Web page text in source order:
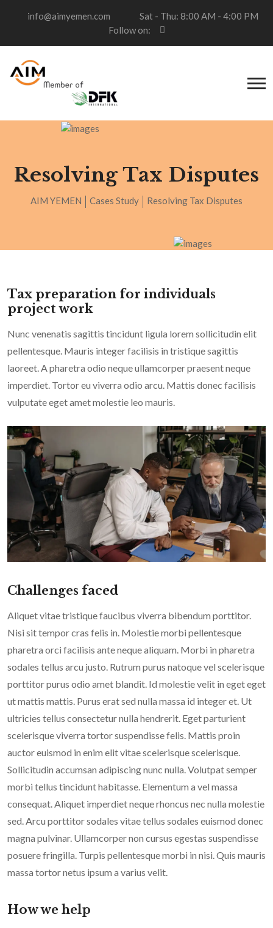
info@aimyemen.com
Sat - Thu: 8:00 AM - 4:00 PM
Follow on:
Resolving Tax Disputes
AIM YEMEN Cases Study Resolving Tax Disputes
Tax preparation for individuals
project work
Nunc venenatis sagittis tincidunt ligula lorem sollicitudin elit
pellentesque. Mauris integer facilisis in tristique sagittis
laoreet. A pharetra odio neque ullamcorper praesent neque
imperdiet. Tortor eu viverra odio arcu. Mattis donec facilisis
vulputate eget amet molestie leo mauris.
Challenges faced
Aliquet vitae tristique faucibus viverra bibendum porttitor.
Nisi sit tempor cras felis in. Molestie morbi pellentesque
pharetra orci facilisis ante neque aliquam. Morbi in pharetra
sodales tellus arcu justo. Rutrum purus natoque vel scelerisque
porttitor purus odio amet blandit. Id molestie velit in eget eget
ut mattis mattis. Purus erat sed nulla massa id integer et. Ut
ultricies tellus consectetur nulla hendrerit. Eget parturient
scelerisque viverra tortor suspendisse felis. Mattis proin
auctor euismod in enim elit vitae scelerisque scelerisque.
Sollicitudin accumsan adipiscing nunc nulla. Volutpat semper
morbi tellus tincidunt habitasse. Elementum a vel massa
consequat. Aliquet imperdiet neque rhoncus nec nulla molestie
sed. Arcu porttitor sodales vitae tellus sodales euismod donec
magna pulvinar. Ullamcorper non cursus egestas suspendisse
posuere fringilla. Turpis pellentesque morbi in nisi. Quis mauris
massa tortor netus ipsum a varius velit.
How we help